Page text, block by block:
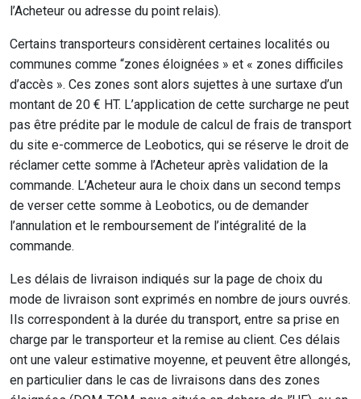
l’Acheteur ou adresse du point relais).
Certains transporteurs considèrent certaines localités ou
communes comme “zones éloignées » et « zones difficiles
d’accès ». Ces zones sont alors sujettes à une surtaxe d’un
montant de 20 € HT. L’application de cette surcharge ne peut
pas être prédite par le module de calcul de frais de transport
du site e-commerce de Leobotics, qui se réserve le droit de
réclamer cette somme à l’Acheteur après validation de la
commande. L’Acheteur aura le choix dans un second temps
de verser cette somme à Leobotics, ou de demander
l’annulation et le remboursement de l’intégralité de la
commande.
Les délais de livraison indiqués sur la page de choix du
mode de livraison sont exprimés en nombre de jours ouvrés.
Ils correspondent à la durée du transport, entre sa prise en
charge par le transporteur et la remise au client. Ces délais
ont une valeur estimative moyenne, et peuvent être allongés,
en particulier dans le cas de livraisons dans des zones